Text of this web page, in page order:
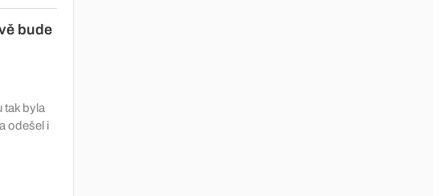
bude
tak byla
odešel i